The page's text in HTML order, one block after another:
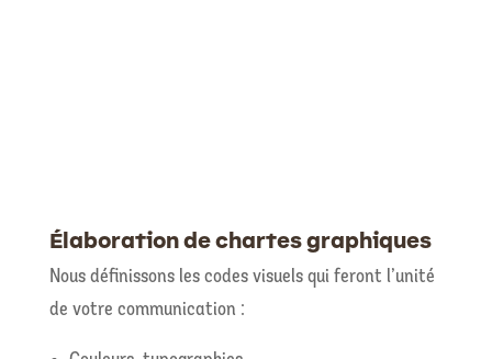
Élaboration de chartes graphiques
Nous définissons les codes visuels qui feront l’unité
de votre communication :